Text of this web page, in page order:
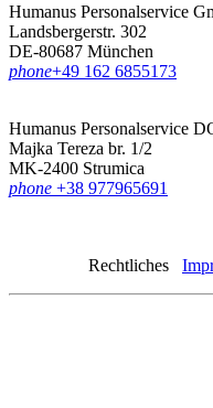
Humanus Personalservice
Landsbergerstr. 302
DE-80687 München
phone‪+49 162 6855173
Humanus Personalservice
Majka Tereza br. 1/2
MK-2400 Strumica
phone +38 977965691
Rechtliches